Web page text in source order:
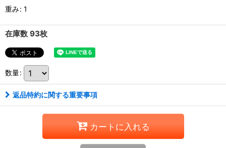
重み: 1
在庫数 93枚
数量:
返品特約に関する重要事項
カートに入れる